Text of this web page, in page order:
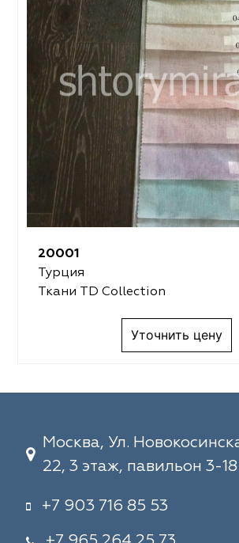
20001
Турция
Ткани TD Collection
Уточнить цену
Москва, Ул.
22, 3 этаж, павильон 3-18
+7 903 716 85 53